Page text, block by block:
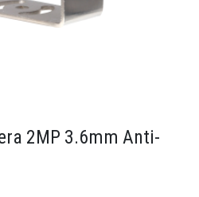
2MP 3.6mm Anti-